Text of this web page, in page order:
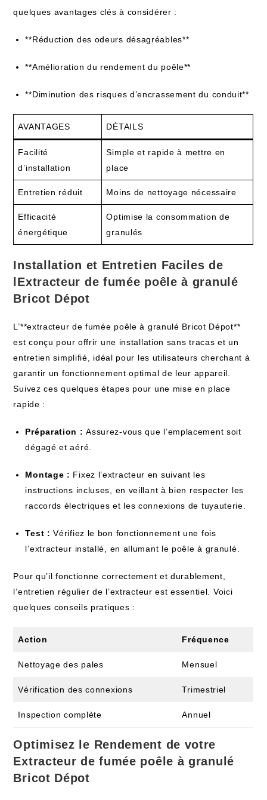
quelques avantages clés à considérer :
**Réduction des odeurs désagréables**
**Amélioration du rendement du poêle**
**Diminution des risques d’encrassement du conduit**
AVANTAGES DÉTAILS
Facilité
d’installation
Simple et rapide à mettre en
place
Entretien réduit Moins de nettoyage nécessaire
Efficacité
énergétique
Optimise la consommation de
granulés
Installation et Entretien Faciles de
lExtracteur de fumée poêle à granulé
Bricot Dépot
L’**extracteur de fumée poêle à granulé Bricot Dépot**
est conçu pour offrir une installation sans tracas et un
entretien simplifié, idéal pour les utilisateurs cherchant à
garantir un fonctionnement optimal de leur appareil.
Suivez ces quelques étapes pour une mise en place
rapide :
Préparation :Assurez-vous que l’emplacement soit
dégagé et aéré.
Montage : Fixez l’extracteur en suivant les
instructions incluses, en veillant à bien respecter les
raccords électriques et les connexions de tuyauterie.
Test :Vérifiez le bon fonctionnement une fois
l’extracteur installé, en allumant le poêle à granulé.
Pour qu’il fonctionne correctement et durablement,
l’entretien régulier de l’extracteur est essentiel. Voici
quelques conseils pratiques :
Action Fréquence
Nettoyage des pales Mensuel
Vérification des connexions Trimestriel
Inspection complète Annuel
Optimisez le Rendement de votre
Extracteur de fumée poêle à granulé
Bricot Dépot